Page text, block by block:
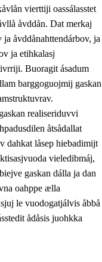
vierttiji oassálasstet
åvddån. Dat merkaj
åvddånahttendárbov, ja
ja etihkalasj
Buoragit ásadum
barggoguojmij gaskan
realiseriduvvi
åtsådallat
dahkat låsep hiebadimijt
vieledibmáj,
gaskan dálla ja dan
oahppe ælla
le vuodogatjálvis åbbå
ådåsis juohkka